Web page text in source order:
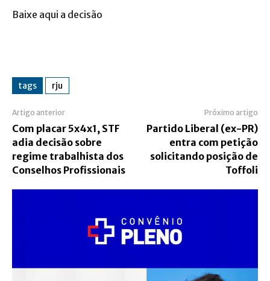
Baixe aqui a decisão
tags rju
Artigo anterior
Com placar 5x4x1, STF
adia decisão sobre
regime trabalhista dos
Conselhos Profissionais
Próximo artigo
Partido Liberal (ex-PR)
entra com petição
solicitando posição de
Toffoli